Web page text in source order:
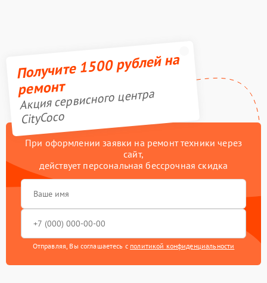
Получите 1500 рублей на
ремонт
Акция сервисного центра
CityCoco
При оформлении заявки на ремонт техники через
сайт,
действует персональная бессрочная скидка
Отправляя, Вы соглашаетесь с политикой конфиденциальности